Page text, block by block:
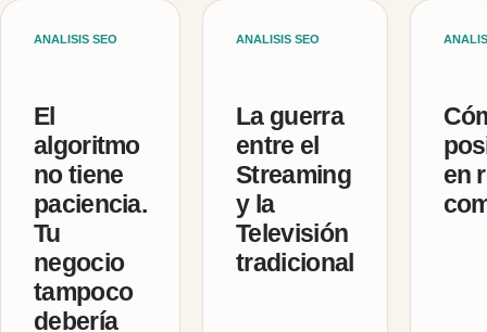
ANALISIS SEO
El
algoritmo
no tiene
paciencia.
Tu
negocio
tampoco
debería
ANALISIS SEO
La guerra
entre el
Streaming
y la
Televisión
tradicional
en